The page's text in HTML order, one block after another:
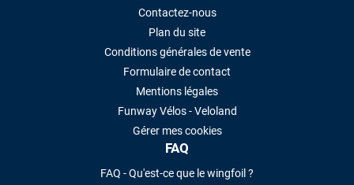
Contactez-nous
Plan du site
Conditions générales de vente
Formulaire de contact
Mentions légales
Funway Vélos - Veloland
Gérer mes cookies
FAQ
FAQ - Qu'est-ce que le wingfoil ?